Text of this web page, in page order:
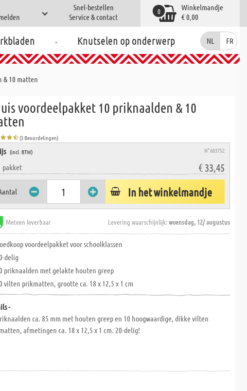
Snel-bestellen
Service & contact
Winkelmandje
€ 0,00
0
. Knutselen op onderwerp NL FR
& 10 matten
voordeelpakket 10 priknaalden & 10
(3 Beoordelingen)
(incl. BTW) N° 603752
pakket € 33,45
In het winkelmandje
Meteen leverbaar Levering waarschijnlijk:woensdag, 12/ augustus
voordeelpakket voor schoolklassen
delig
priknaalden met gelakte houten greep
vilten prikmatten, grootte ca. 18 x 12,5 x 1 cm
-
ca. 85 mm met houten greep en 10 hoogwaardige, dikke vilten
afmetingen ca. 18 x 12,5 x 1 cm. 20-delig!